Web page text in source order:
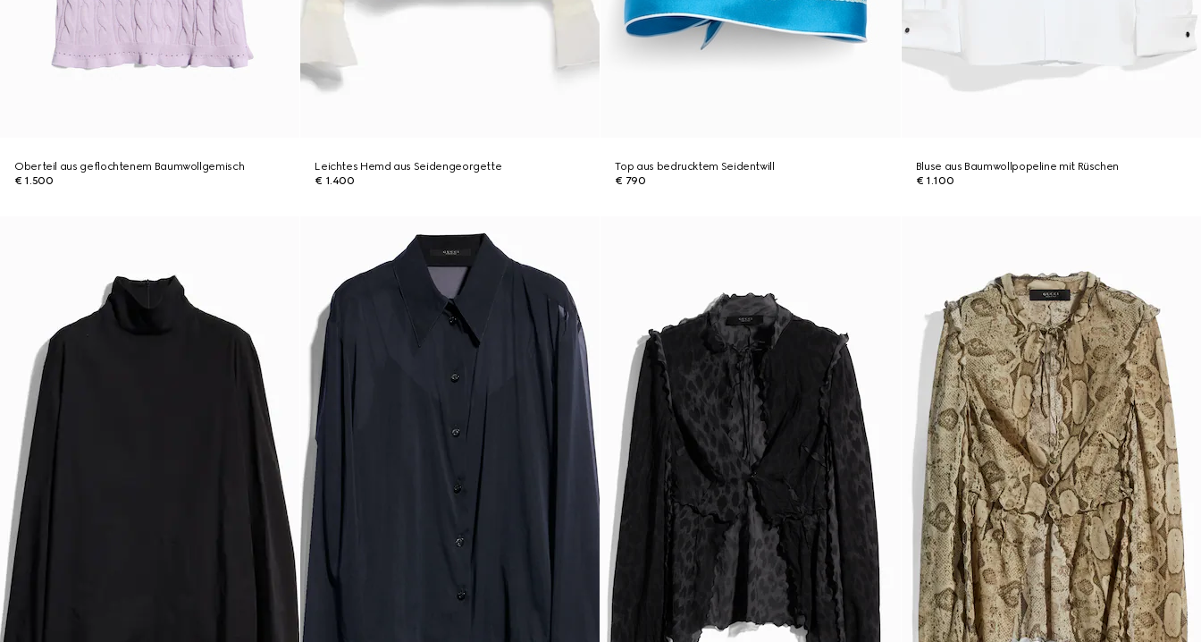
Oberteil aus geflochtenem Baumwollgemisch
€ 1.500
Leichtes Hemd aus Seidengeorgette
€ 1.400
Top aus bedrucktem Seidentwill
€ 790
Bluse aus Baumwollpopeline mit Rüschen
€ 1.100